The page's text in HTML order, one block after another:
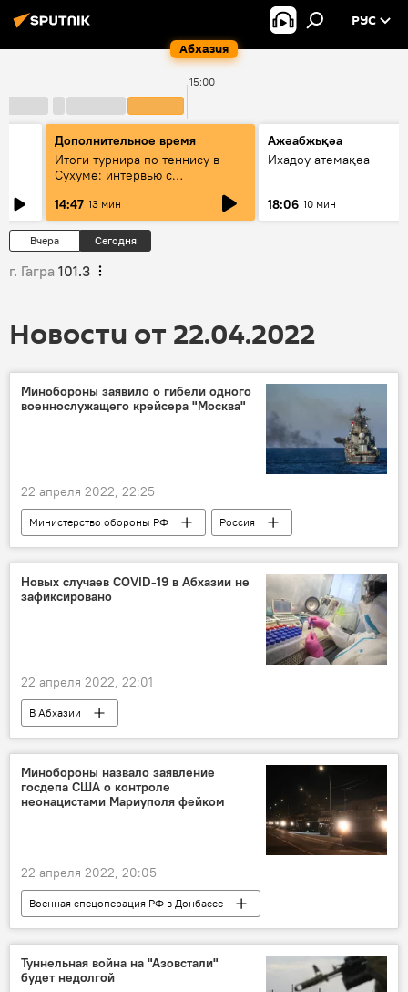
Абхазия
РУС
15:00
Дополнительное время
Итоги турнира по теннису в
Сухуме: интервью с
14:47 13 мин
Ажәабжьқәа
Ихадоу атемақәа
18:06 10 мин
Вчера Сегодня
г. Гагра 101.3
Новости от 22.04.2022
Минобороны заявило о гибели одного
военнослужащего крейсера "Москва"
22 апреля 2022, 22:25
Министерство обороны РФ
Россия
Черноморский флот
Новых случаев COVID-19 в Абхазии не
зафиксировано
22 апреля 2022, 22:01
В Абхазии
Мировая пандемия коронавируса COVID-19
медицина
Абхазия
Минобороны назвало заявление
госдепа США о контроле
неонацистами Мариуполя фейком
22 апреля 2022, 20:05
Военная спецоперация РФ в Донбассе
Министерство обороны РФ
Украина
Россия
Политика
Туннельная война на "Азовстали"
будет недолгой